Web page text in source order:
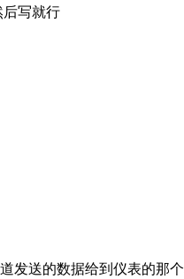
后写就行
发送的数据给到仪表的那